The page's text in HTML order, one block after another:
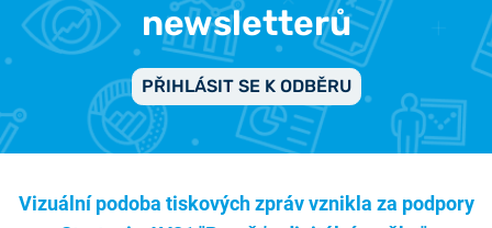
newsletterů
PŘIHLÁSIT SE K ODBĚRU
Vizuální podoba tiskových zpráv vznikla za podpory